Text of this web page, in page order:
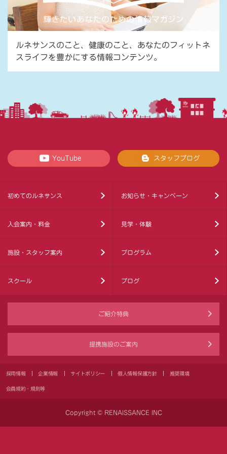
ルネサンスのこと、健康のこと、あなたのフィットネ
スライフを豊かにする情報コンテンツ。
YouTube スタッフブログ
初めてのルネサンス お知らせ・キャンペーン
入会案内・料金 見学・体験
施設・スタッフ案内 プログラム
スクール ブログ
ご紹介特典
提携施設のご案内
採用情報 企業情報 サイトポリシー 個人情報保護方針 推奨環境
会員規約・規則等
Copyright © RENAISSANCE INC